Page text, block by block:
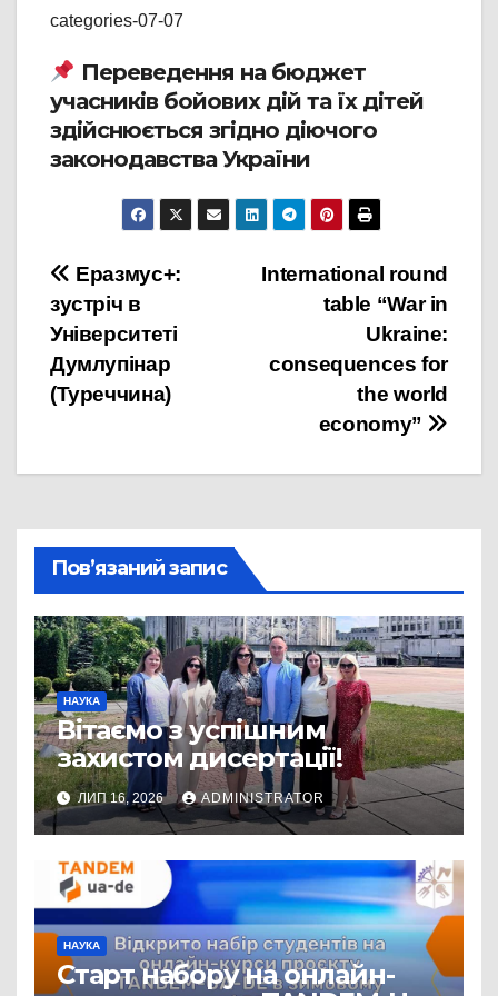
categories-07-07
Переведення на бюджет
учасників бойових дій та їх дітей
здійснюється згідно діючого
законодавства України
Навігація
записів
International round
table “War in
Ukraine:
consequences for
the world
economy”
Еразмус+:
зустріч в
Університеті
Думлупінар
(Туреччина)
Пов’язаний запис
НАУКА
Вітаємо з успішним
захистом дисертації!
ЛИП 16, 2026 ADMINISTRATOR
НАУКА
Старт набору на онлайн-